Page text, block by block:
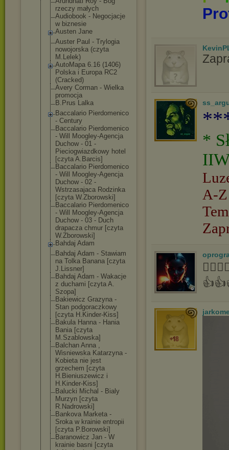
rzeczy małych
Audiobook - Negocjacje
w biznesie
Austen Jane
Auster Paul - Trylogia
nowojorska (czyta
M.Lelek)
AutoMapa 6.16 (1406)
Polska i Europa RC2
(Cracked)
Avery Corman - Wielka
promocja
B.Prus Lalka
Baccalario Pierdomenico
- Century
Baccalario Pierdomenico
- Will Moogley-Agencja
Duchow - 01 -
Pieciogwiazdkowy hotel
[czyta A.Barcis]
Baccalario Pierdomenico
- Will Moogley-Agencja
Duchow - 02 -
Wstrzasajaca Rodzinka
[czyta W.Zborowski]
Baccalario Pierdomenico
- Will Moogley-Agencja
Duchow - 03 - Duch
drapacza chmur [czyta
W.Zborowski]
Bahdaj Adam
Bahdaj Adam - Stawiam
na Tolka Banana [czyta
J.Lissner]
Bahdaj Adam - Wakacje
z duchami [czyta A.
Szopa]
Bakiewicz Grazyna -
Stan podgoraczkowy
[czyta H.Kinder-Kiss]
Bakula Hanna - Hania
Bania [czyta
M.Szablowska]
Balchan Anna ,
Wisniewska Katarzyna -
Kobieta nie jest
grzechem [czyta
H.Bieniuszewicz i
H.Kinder-Kiss]
Balucki Michal - Bialy
Murzyn [czyta
R.Nadrowski]
Bankova Marketa -
Sroka w krainie entropii
[czyta P.Borowski]
Baranowicz Jan - W
krainie basni [czyta
*
A-